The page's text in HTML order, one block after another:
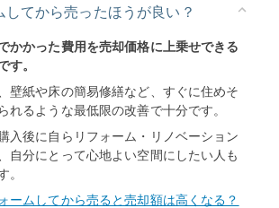
してから売ったほうが良い？
かかった費用を売却価格に上乗せできる
す。
壁紙や床の簡易修繕など、すぐに住めそ
れるような最低限の改善で十分です。
入後に自らリフォーム・リノベーション
自分にとって心地よい空間にしたい人も
。
ームしてから売ると売却額は高くなる？